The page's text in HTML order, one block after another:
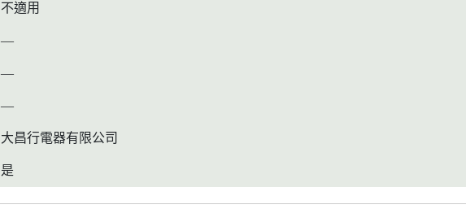
不適用
—
—
—
大昌行電器有限公司
是